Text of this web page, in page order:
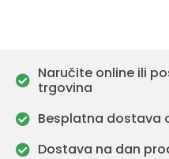
Naručite online ili
trgovina
Besplatna dostava
Dostava na dan